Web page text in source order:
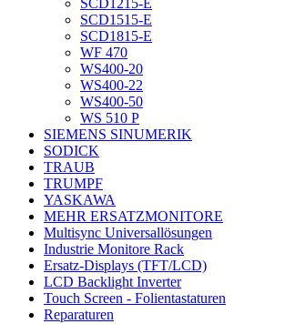
SCD1215-E
SCD1515-E
SCD1815-E
WF 470
WS400-20
WS400-22
WS400-50
WS 510 P
SIEMENS SINUMERIK
SODICK
TRAUB
TRUMPF
YASKAWA
MEHR ERSATZMONITORE
Multisync Universallösungen
Industrie Monitore Rack
Ersatz-Displays (TFT/LCD)
LCD Backlight Inverter
Touch Screen - Folientastaturen
Reparaturen